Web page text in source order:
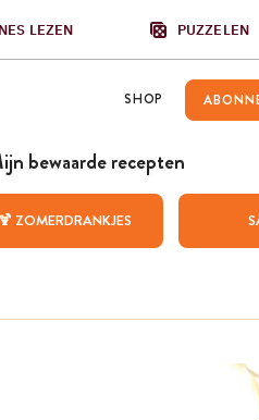
LEZEN PUZZELEN
SHOP
bewaarde recepten
🍹 ZOMERDRANKJES